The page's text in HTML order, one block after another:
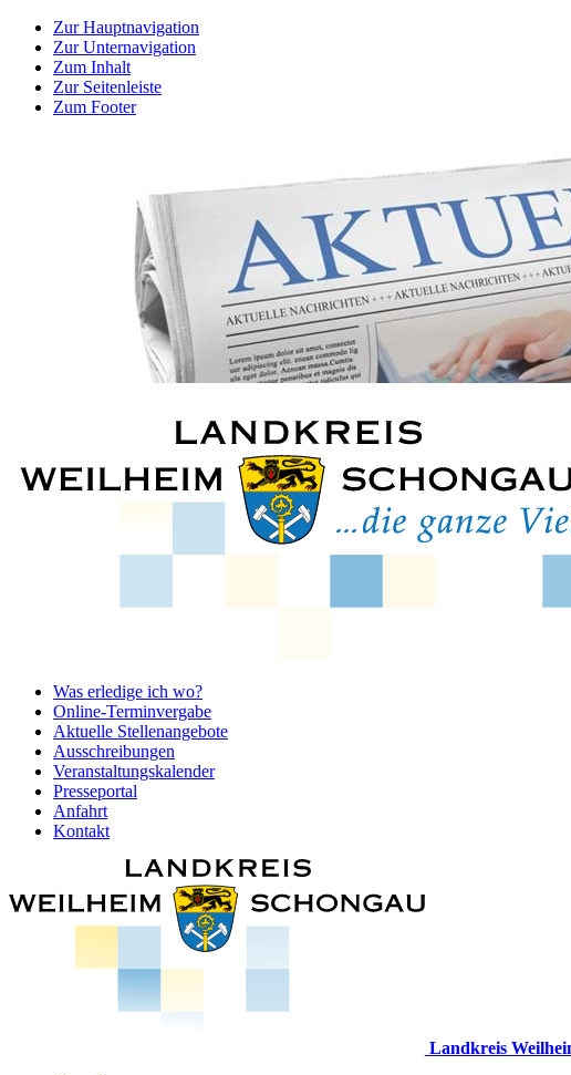
Zur Hauptnavigation
Zur Unternavigation
Zum Inhalt
Zur Seitenleiste
Zum Footer
Was erledige ich wo?
Online-Terminvergabe
Aktuelle Stellenangebote
Ausschreibungen
Veranstaltungskalender
Presseportal
Anfahrt
Kontakt
Landkreis